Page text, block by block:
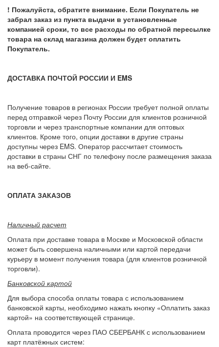
! Пожалуйста, обратите внимание. Если Покупатель не
забрал заказ из пункта выдачи в установленные
компанией сроки, то все расходы по обратной пересылке
товара на склад магазина должен будет оплатить
Покупатель.
ДОСТАВКА ПОЧТОЙ РОССИИ И EMS
Получение товаров в регионах России требует полной оплаты
перед отправкой через Почту России для клиентов розничной
торговли и через транспортные компании для оптовых
клиентов. Кроме того, опции доставки в другие страны
доступны через EMS. Оператор рассчитает стоимость
доставки в страны СНГ по телефону после размещения заказа
на веб-сайте.
ОПЛАТА ЗАКАЗОВ
Наличный расчет
Оплата при доставке товара в Москве и Московской области
может быть совершена наличными или картой передачи
курьеру в момент получения товара (для клиентов розничной
торговли).
Банковской картой
Для выбора способа оплаты товара с использованием
банковской карты, необходимо нажать кнопку «Оплатить заказ
картой» на соответствующей странице.
Оплата проводится через ПАО СБЕРБАНК с использованием
карт платёжных систем: